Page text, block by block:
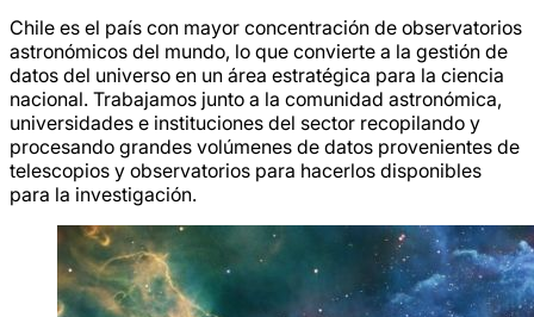
Chile es el país con mayor concentración de observatorios
astronómicos del mundo, lo que convierte a la gestión de
datos del universo en un área estratégica para la ciencia
nacional. Trabajamos junto a la comunidad astronómica,
universidades e instituciones del sector recopilando y
procesando grandes volúmenes de datos provenientes de
telescopios y observatorios para hacerlos disponibles
para la investigación.